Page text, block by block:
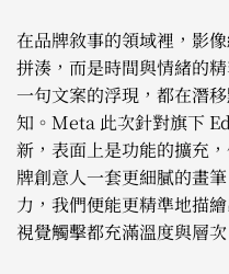
在品牌敘事的領域裡，影
拼湊，而是時間與情緒的
一句文案的浮現，都在潛
知。Meta 此次針對旗下
新，表面上是功能的擴充
牌創意人一套更細膩的畫
力，我們便能更精準地描
視覺觸擊都充滿溫度與層次